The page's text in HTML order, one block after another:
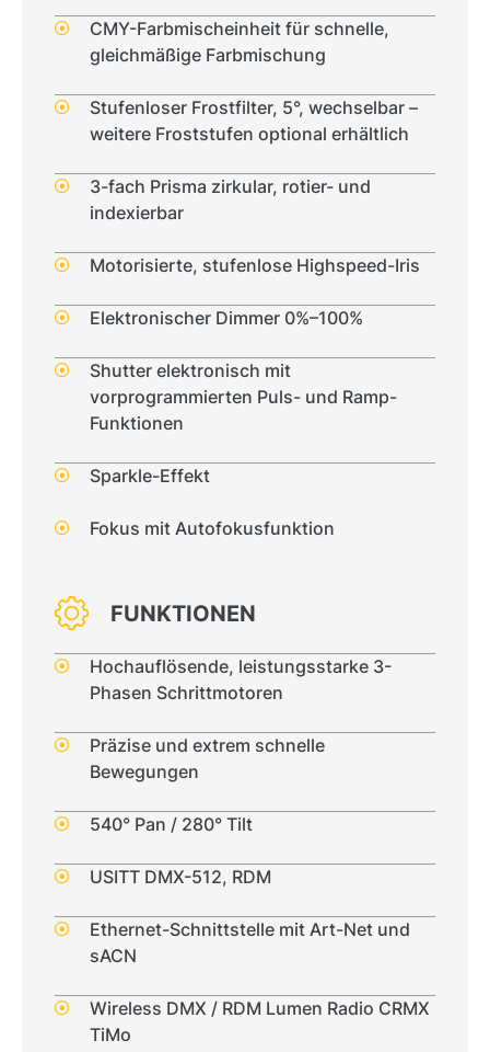
CMY-Farbmischeinheit für schnelle,
gleichmäßige Farbmischung
Stufenloser Frostfilter, 5°, wechselbar –
weitere Froststufen optional erhältlich
3-fach Prisma zirkular, rotier- und
indexierbar
Motorisierte, stufenlose Highspeed-Iris
Elektronischer Dimmer 0%–100%
Shutter elektronisch mit
vorprogrammierten Puls- und Ramp-
Funktionen
Sparkle-Effekt
Fokus mit Autofokusfunktion
FUNKTIONEN
Hochauflösende, leistungsstarke 3-
Phasen Schrittmotoren
Präzise und extrem schnelle
Bewegungen
540° Pan / 280° Tilt
USITT DMX-512, RDM
Ethernet-Schnittstelle mit Art-Net und
sACN
Wireless DMX / RDM Lumen Radio CRMX
TiMo